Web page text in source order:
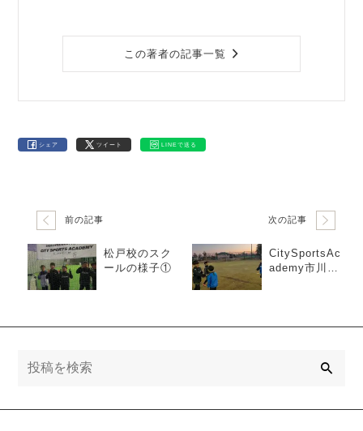
この著者の記事一覧
シェア ツイート LINEで送る
前の記事
松戸校のスク
ールの様子①
次の記事
CitySportsAc
ademy市川校